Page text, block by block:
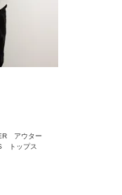
アウター
トップス